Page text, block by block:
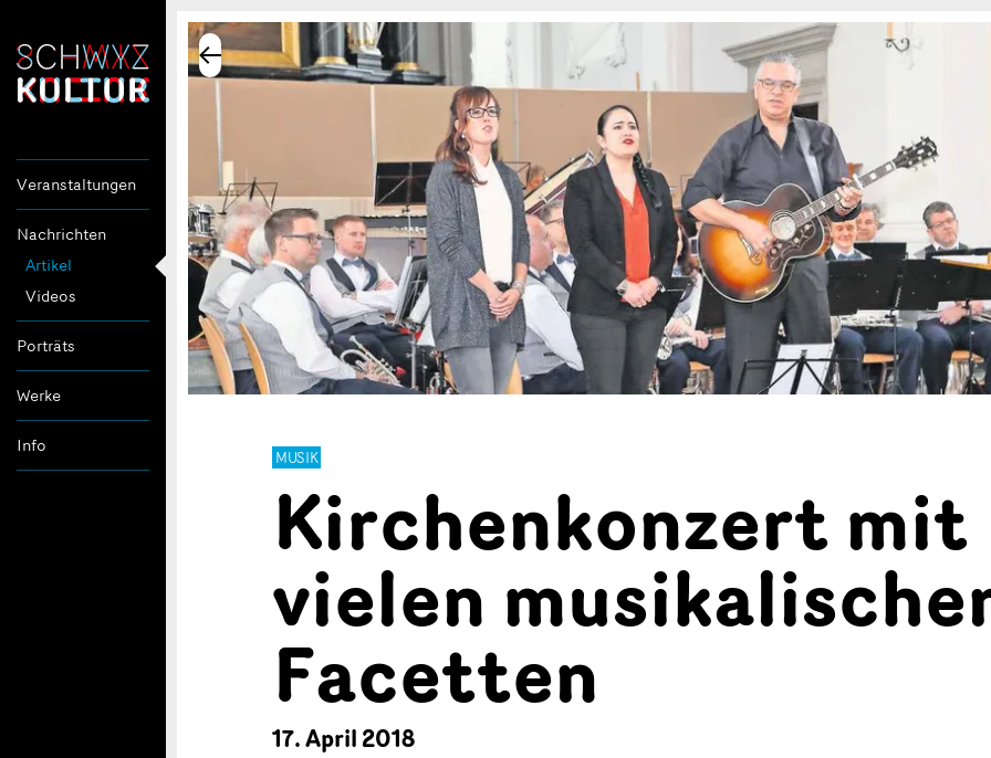
Veranstaltungen
Nachrichten
Artikel
Videos
Porträts
Werke
Info
MUSIK
Kirchenkonzert mit
vielen
Facetten
17. April 2018